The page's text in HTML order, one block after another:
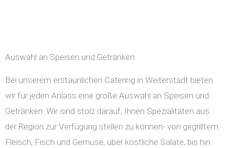
Auswahl an Speisen und Getränken
Bei unserem erstaunlichen Catering in Weiterstadt bieten
wir für jeden Anlass eine große Auswahl an Speisen und
Getränken. Wir sind stolz darauf, Ihnen Spezialitäten aus
der Region zur Verfügung stellen zu können- von gegrilltem
Fleisch, Fisch und Gemüse, über köstliche Salate, bis hin